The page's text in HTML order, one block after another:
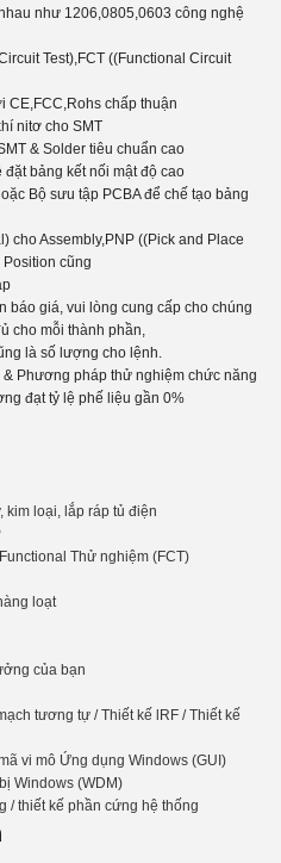
như 1206,0805,0603 công nghệ
Test),FCT ((Functional Circuit
CE,FCC,Rohs chấp thuận
nitơ cho SMT
& Solder tiêu chuẩn cao
bảng kết nối mật độ cao
Bộ sưu tập PCBA để chế tạo bảng
cho Assembly,PNP ((Pick and Place
cũng
báo giá, vui lòng cung cấp cho chúng
cho mỗi thành phần,
là số lượng cho lệnh.
& Phương pháp thử nghiệm chức năng
đạt tỷ lệ phế liệu gần 0%
kim loại, lắp ráp tủ điện
nal Thử nghiệm (FCT)
loạt
của bạn
tương tự / Thiết kế lRF / Thiết kế
vi mô Ứng dụng Windows (GUI)
Windows (WDM)
/ thiết kế phần cứng hệ thống